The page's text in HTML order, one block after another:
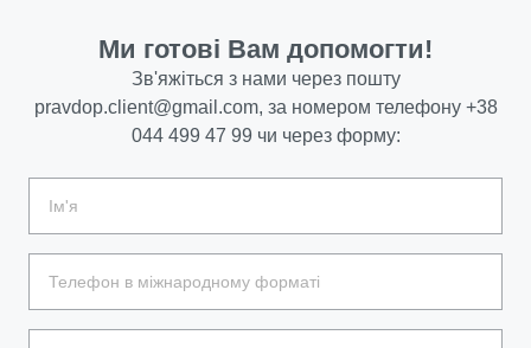
Ми готові Вам допомогти!
Зв'яжіться з нами через пошту
pravdop.client@gmail.com, за номером телефону +38
044 499 47 99 чи через форму: